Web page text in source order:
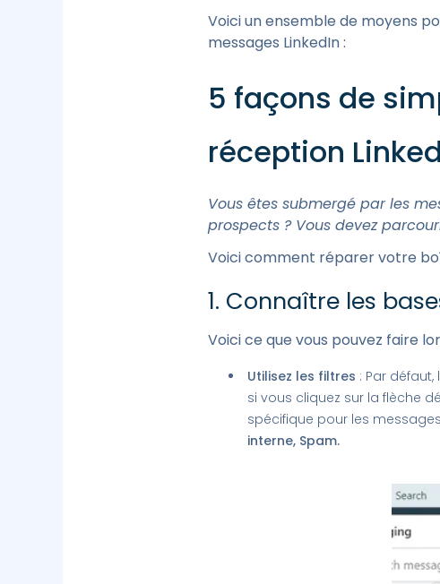
Voici un ensemble de moyens
messages LinkedIn :
5 façons de
réception
Vous êtes submergé par les
prospects ? Vous devez
Voici comment réparer votre
1. Connaître les
Voici ce que vous pouvez faire
Utilisez les filtres : Par
si vous cliquez sur la flèche
spécifique pour les
interne, Spam.